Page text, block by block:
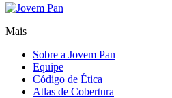
Mais
Sobre a Jovem Pan
Equipe
Código de Ética
Atlas de Cobertura